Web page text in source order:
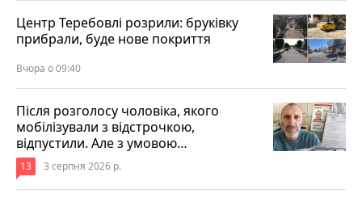
Центр Теребовлі розрили: бруківку
прибрали, буде нове покриття
Вчора о 09:40
Після розголосу чоловіка, якого
мобілізували з відстрочкою,
відпустили. Але з умовою…
13 3 серпня 2026 р.